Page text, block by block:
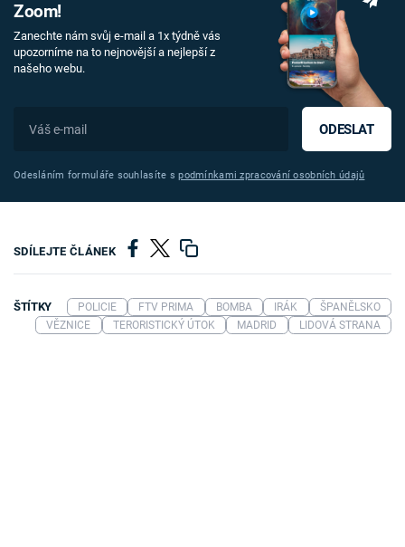
Zoom!
Zanechte nám svůj e-mail a 1x týdně vás
upozorníme na to nejnovější a nejlepší z
našeho webu.
ODESLAT
Odesláním formuláře souhlasíte spodmínkami zpracování osobních údajů
SDÍLEJTE ČLÁNEK
ŠTÍTKY POLICIE FTV PRIMA BOMBA IRÁK
ŠPANĚLSKO
VĚZNICE
TERORISTICKÝ ÚTOK MADRID LIDOVÁ STRANA